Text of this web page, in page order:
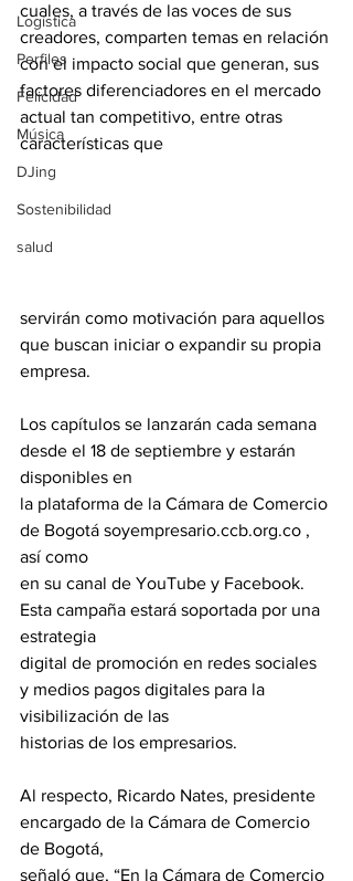
Logística
Perfiles
Felicidad
Música
DJing
Sostenibilidad
salud
cuales, a través de las voces de sus
creadores, comparten temas en relación
con el impacto social que generan, sus
factores diferenciadores en el mercado
actual tan competitivo, entre otras
características que
servirán como motivación para aquellos
que buscan iniciar o expandir su propia
empresa.
Los capítulos se lanzarán cada semana
desde el 18 de septiembre y estarán
disponibles en
la plataforma de la Cámara de Comercio
de Bogotá soyempresario.ccb.org.co ,
así como
en su canal de YouTube y Facebook.
Esta campaña estará soportada por una
estrategia
digital de promoción en redes sociales
y medios pagos digitales para la
visibilización de las
historias de los empresarios.
Al respecto, Ricardo Nates, presidente
encargado de la Cámara de Comercio
de Bogotá,
señaló que, “En la Cámara de Comercio